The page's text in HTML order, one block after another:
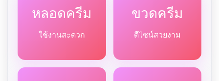
หลอดครีม
ใช้งานสะดวก
ขวดครีม
ดีไซน์สวยงาม